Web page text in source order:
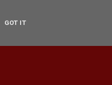
GOT IT